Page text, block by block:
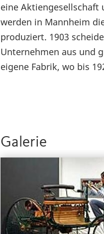
eine Aktiengesellschaft
werden in Mannheim
produziert. 1903
Unternehmen aus und
eigene Fabrik, wo bis
Galerie